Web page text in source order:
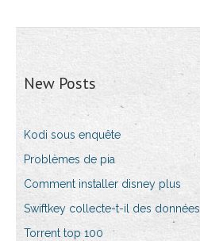
New Posts
Kodi sous enquête
Problèmes de pia
Comment installer disney plus
Swiftkey collecte-t-il des données
Torrent top 100